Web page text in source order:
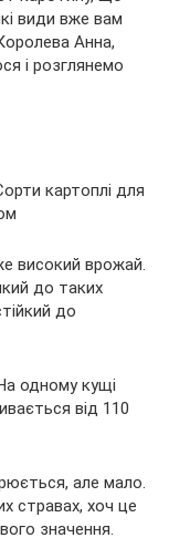
види вже вам
Анна,
і розглянемо
високий врожай.
до таких
до
одному кущі
від 110
але мало.
стравах, хоч це
значення.